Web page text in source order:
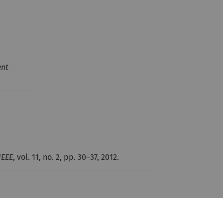
, vol. 11, no. 2, pp. 30–37, 2012.